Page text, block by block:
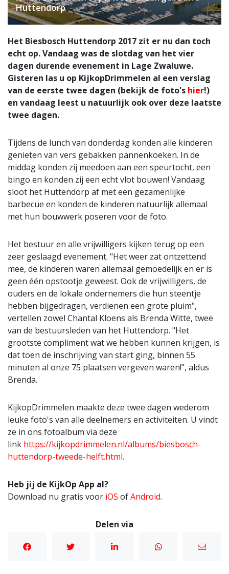
Huttendorp
Het Biesbosch Huttendorp 2017 zit er nu dan toch
echt op. Vandaag was de slotdag van het vier
dagen durende evenement in Lage Zwaluwe.
Gisteren las u op KijkopDrimmelen al een verslag
van de eerste twee dagen (bekijk de foto's hier!)
en vandaag leest u natuurlijk ook over deze laatste
twee dagen.
Tijdens de lunch van donderdag konden alle kinderen
genieten van vers gebakken pannenkoeken. In de
middag konden zij meedoen aan een speurtocht, een
bingo en konden zij een echt vlot bouwen! Vandaag
sloot het Huttendorp af met een gezamenlijke
barbecue en konden de kinderen natuurlijk allemaal
met hun bouwwerk poseren voor de foto.
Het bestuur en alle vrijwilligers kijken terug op een
zeer geslaagd evenement. "Het weer zat ontzettend
mee, de kinderen waren allemaal gemoedelijk en er is
geen één opstootje geweest. Ook de vrijwilligers, de
ouders en de lokale ondernemers die hun steentje
hebben bijgedragen, verdienen een grote pluim",
vertellen zowel Chantal Kloens als Brenda Witte, twee
van de bestuursleden van het Huttendorp. "Het
grootste compliment wat we hebben kunnen krijgen, is
dat toen de inschrijving van start ging, binnen 55
minuten al onze 75 plaatsen vergeven waren!", aldus
Brenda.
KijkopDrimmelen maakte deze twee dagen wederom
leuke foto's van alle deelnemers en activiteiten. U vindt
ze in ons fotoalbum via deze
link https://kijkopdrimmelen.nl/albums/biesbosch-
huttendorp-tweede-helft.html.
Heb jij de KijkOp App al?
Download nu gratis voor iOS ofAndroid.
Delen via